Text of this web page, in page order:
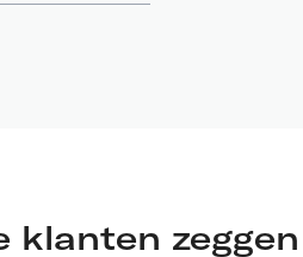
klanten zeggen